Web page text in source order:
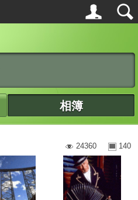
相簿
140
24360